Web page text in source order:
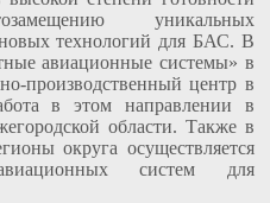
уникальных
технологий для БАС. В
авиационные системы» в
производственный центр в
в этом направлении в
области. Также в
округа осуществляется
систем для